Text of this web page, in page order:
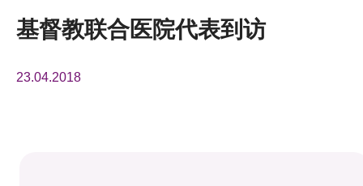
基督教联合医院代表到访
23.04.2018